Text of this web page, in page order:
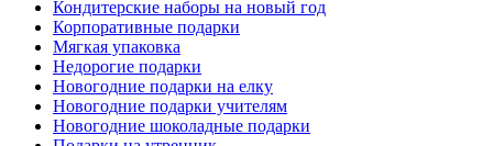
Кондитерские наборы на новый год
Корпоративные подарки
Мягкая упаковка
Недорогие подарки
Новогодние подарки на елку
Новогодние подарки учителям
Новогодние шоколадные подарки